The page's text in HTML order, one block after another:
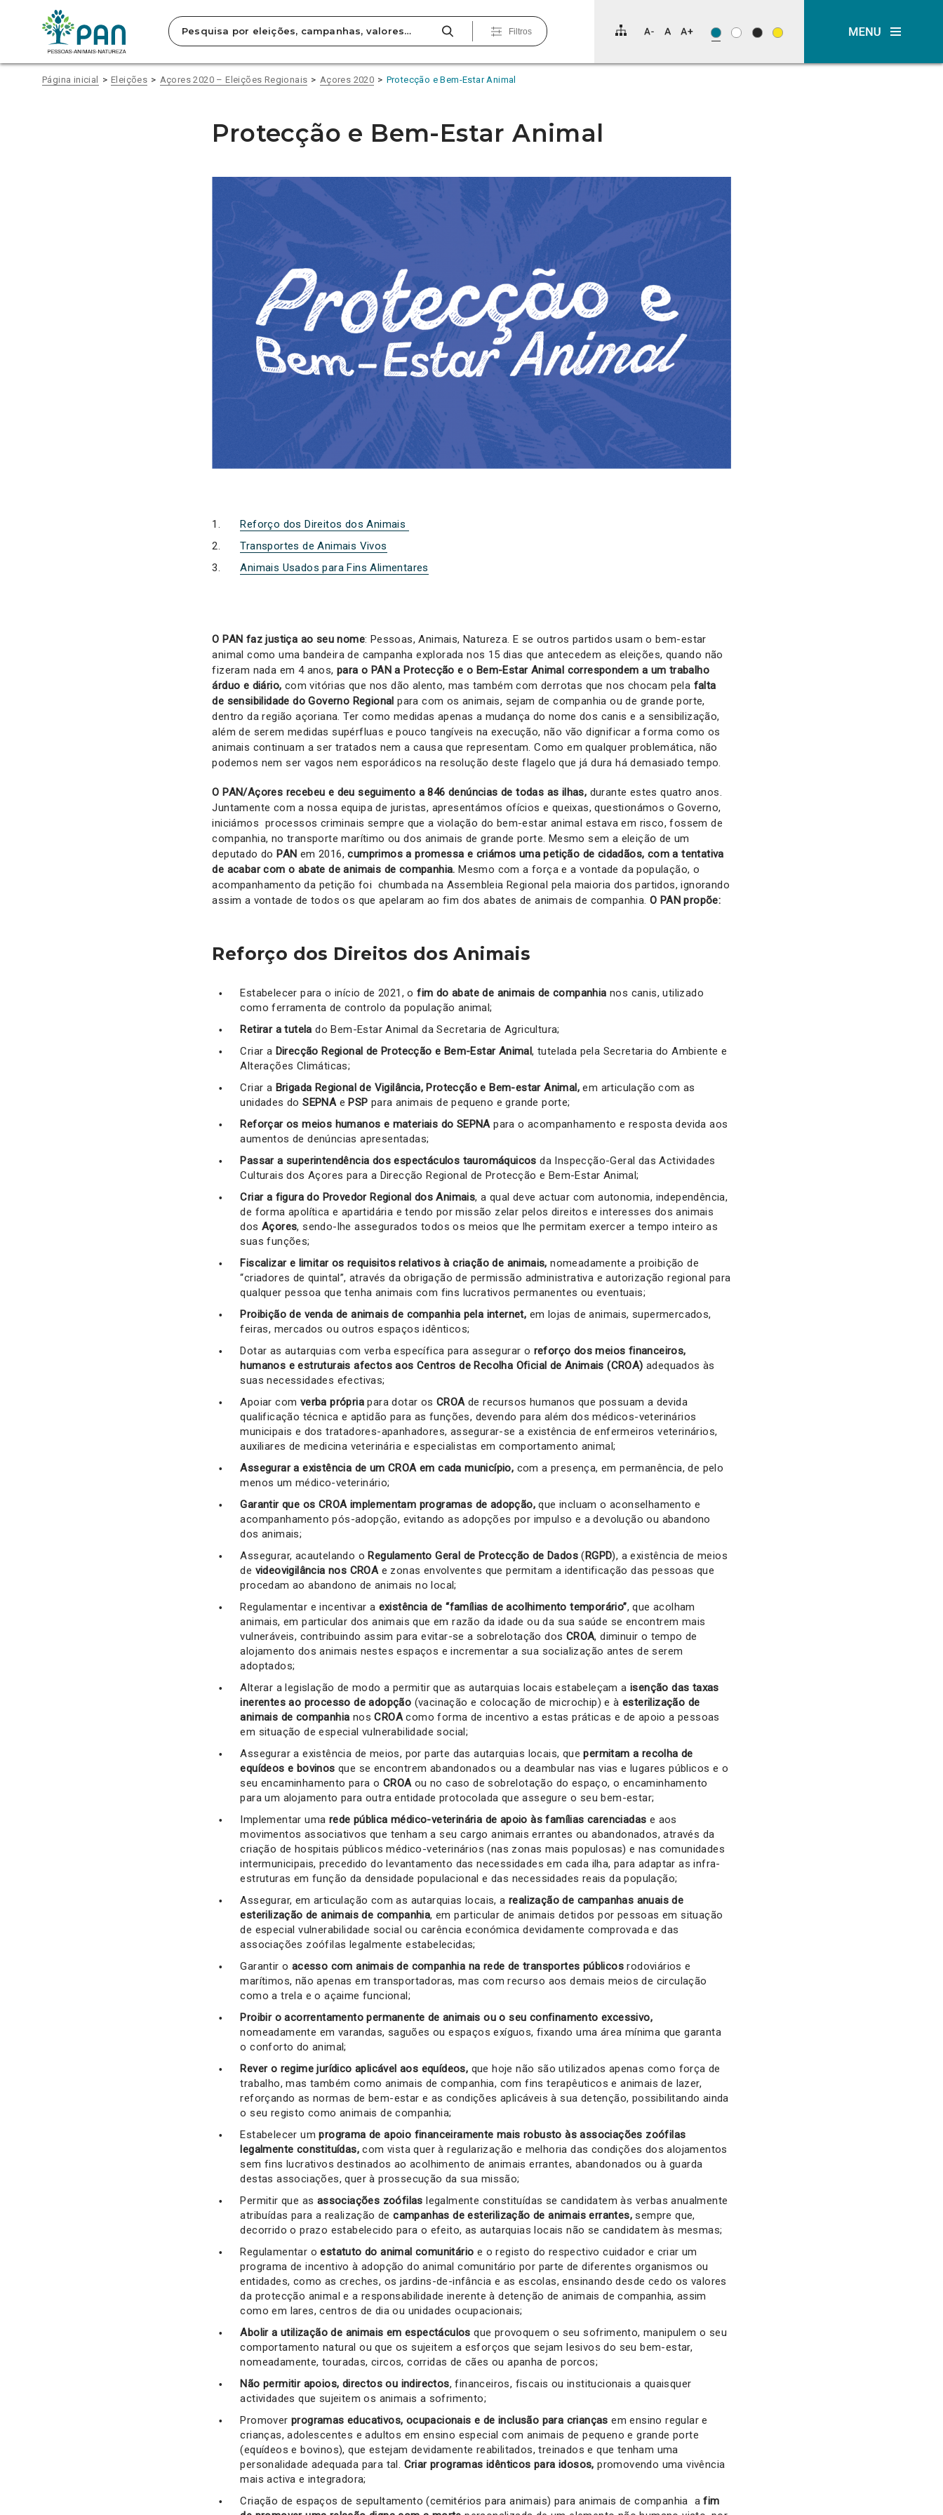
conteúdo
Filtros
Página inicial Eleições Açores 2020 – Eleições Regionais Açores 2020 Protecção e Bem-Estar Animal
Protecção e Bem-Estar Animal
Reforço dos Direitos dos Animais
Transportes de Animais Vivos
Animais Usados para Fins Alimentares
O PAN faz justiça ao seu nome: Pessoas, Animais, Natureza. E se outros partidos usam o bem-estar
animal como uma bandeira de campanha explorada nos 15 dias que antecedem as eleições, quando não
fizeram nada em 4 anos,para o PAN a Protecção e o Bem-Estar Animal correspondem a um trabalho
árduo e diário, com vitórias que nos dão alento, mas também com derrotas que nos chocam pela falta
de sensibilidade do Governo Regionalpara com os animais, sejam de companhia ou de grande porte,
dentro da região açoriana. Ter como medidas apenas a mudança do nome dos canis e a sensibilização,
além de serem medidas supérfluas e pouco tangíveis na execução, não vão dignificar a forma como os
animais continuam a ser tratados nem a causa que representam. Como em qualquer problemática, não
podemos nem ser vagos nem esporádicos na resolução deste flagelo que já dura há demasiado tempo.
O PAN/Açores recebeu e deu seguimento a 846 denúncias de todas as ilhas, durante estes quatro anos.
Juntamente com a nossa equipa de juristas, apresentámos ofícios e queixas, questionámos o Governo,
iniciámos processos criminais sempre que a violação do bem-estar animal estava em risco, fossem de
companhia, no transporte marítimo ou dos animais de grande porte. Mesmo sem a eleição de um
deputado do PAN em 2016,cumprimos a promessa e criámos uma petição de cidadãos, com a tentativa
de acabar com o abate de animais de companhia.Mesmo com a força e a vontade da população, o
acompanhamento da petição foi chumbada na Assembleia Regional pela maioria dos partidos, ignorando
assim a vontade de todos os que apelaram ao fim dos abates de animais de companhia.O PAN propõe:
Reforço dos Direitos dos Animais
Estabelecer para o início de 2021, ofim do abate de animais de companhia nos canis, utilizado
como ferramenta de controlo da população animal;
Retirar a tutela do Bem-Estar Animal da Secretaria de Agricultura;
Criar a Direcção Regional de Protecção e Bem-Estar Animal, tutelada pela Secretaria do Ambiente e
Alterações Climáticas;
Criar a Brigada Regional de Vigilância, Protecção e Bem-estar Animal, em articulação com as
unidades doSEPNAe PSP para animais de pequeno e grande porte;
Reforçar os meios humanos e materiais do SEPNApara o acompanhamento e resposta devida aos
aumentos de denúncias apresentadas;
Passar a superintendência dos espectáculos tauromáquicos da Inspecção-Geral das Actividades
Culturais dos Açores para a Direcção Regional de Protecção e Bem-Estar Animal;
Criar a figura do Provedor Regional dos Animais, a qual deve actuar com autonomia, independência,
de forma apolítica e apartidária e tendo por missão zelar pelos direitos e interesses dos animais
dosAçores, sendo-lhe assegurados todos os meios que lhe permitam exercer a tempo inteiro as
suas funções;
Fiscalizar e limitar os requisitos relativos à criação de animais, nomeadamente a proibição de
“criadores de quintal”, através da obrigação de permissão administrativa e autorização regional para
qualquer pessoa que tenha animais com fins lucrativos permanentes ou eventuais;
Proibição de venda de animais de companhia pela internet, em lojas de animais, supermercados,
feiras, mercados ou outros espaços idênticos;
Dotar as autarquias com verba específica para assegurar o reforço dos meios financeiros,
humanos e estruturais afectos aos Centros de Recolha Oficial de Animais (CROA) adequados às
suas necessidades efectivas;
Apoiar com verba própria para dotar osCROAde recursos humanos que possuam a devida
qualificação técnica e aptidão para as funções, devendo para além dos médicos-veterinários
municipais e dos tratadores-apanhadores, assegurar-se a existência de enfermeiros veterinários,
auxiliares de medicina veterinária e especialistas em comportamento animal;
Assegurar a existência de um CROA em cada município, com a presença, em permanência, de pelo
menos um médico-veterinário;
Garantir que os CROA implementam programas de adopção, que incluam o aconselhamento e
acompanhamento pós-adopção, evitando as adopções por impulso e a devolução ou abandono
dos animais;
Assegurar, acautelando o Regulamento Geral de Protecção de Dados (RGPD), a existência de meios
de videovigilância nos CROAe zonas envolventes que permitam a identificação das pessoas que
procedam ao abandono de animais no local;
Regulamentar e incentivar a existência de “famílias de acolhimento temporário”, que acolham
animais, em particular dos animais que em razão da idade ou da sua saúde se encontrem mais
vulneráveis, contribuindo assim para evitar-se a sobrelotação dos CROA, diminuir o tempo de
alojamento dos animais nestes espaços e incrementar a sua socialização antes de serem
adoptados;
Alterar a legislação de modo a permitir que as autarquias locais estabeleçam aisenção das taxas
inerentes ao processo de adopção (vacinação e colocação de microchip) e àesterilização de
animais de companhia nosCROAcomo forma de incentivo a estas práticas e de apoio a pessoas
em situação de especial vulnerabilidade social;
Assegurar a existência de meios, por parte das autarquias locais, quepermitam a recolha de
equídeos e bovinos que se encontrem abandonados ou a deambular nas vias e lugares públicos e o
seu encaminhamento para o CROAou no caso de sobrelotação do espaço, o encaminhamento
para um alojamento para outra entidade protocolada que assegure o seu bem-estar;
Implementar uma rede pública médico-veterinária de apoio às famílias carenciadas e aos
movimentos associativos que tenham a seu cargo animais errantes ou abandonados, através da
criação de hospitais públicos médico-veterinários (nas zonas mais populosas) e nas comunidades
intermunicipais, precedido do levantamento das necessidades em cada ilha, para adaptar as infra-
estruturas em função da densidade populacional e das necessidades reais da população;
Assegurar, em articulação com as autarquias locais, arealização de campanhas anuais de
esterilização de animais de companhia, em particular de animais detidos por pessoas em situação
de especial vulnerabilidade social ou carência económica devidamente comprovada e das
associações zoófilas legalmente estabelecidas;
Garantir o acesso com animais de companhia na rede de transportes públicosrodoviários e
marítimos, não apenas em transportadoras, mas com recurso aos demais meios de circulação
como a trela e o açaime funcional;
Proibir o acorrentamento permanente de animais ou o seu confinamento excessivo,
nomeadamente em varandas, saguões ou espaços exíguos, fixando uma área mínima que garanta
o conforto do animal;
Rever o regime jurídico aplicável aos equídeos, que hoje não são utilizados apenas como força de
trabalho, mas também como animais de companhia, com fins terapêuticos e animais de lazer,
reforçando as normas de bem-estar e as condições aplicáveis à sua detenção, possibilitando ainda
o seu registo como animais de companhia;
Estabelecer umprograma de apoio financeiramente mais robusto às associações zoófilas
legalmente constituídas,com vista quer à regularização e melhoria das condições dos alojamentos
sem fins lucrativos destinados ao acolhimento de animais errantes, abandonados ou à guarda
destas associações, quer à prossecução da sua missão;
Permitir que as associações zoófilas legalmente constituídas se candidatem às verbas anualmente
atribuídas para a realização decampanhas de esterilização de animais errantes, sempre que,
decorrido o prazo estabelecido para o efeito, as autarquias locais não se candidatem às mesmas;
Regulamentar oestatuto do animal comunitário e o registo do respectivo cuidador e criar um
programa de incentivo à adopção do animal comunitário por parte de diferentes organismos ou
entidades, como as creches, os jardins-de-infância e as escolas, ensinando desde cedo os valores
da protecção animal e a responsabilidade inerente à detenção de animais de companhia, assim
como em lares, centros de dia ou unidades ocupacionais;
Abolir a utilização de animais em espectáculos que provoquem o seu sofrimento, manipulem o seu
comportamento natural ou que os sujeitem a esforços que sejam lesivos do seu bem-estar,
nomeadamente, touradas, circos, corridas de cães ou apanha de porcos;
Não permitir apoios, directos ou indirectos, financeiros, fiscais ou institucionais a quaisquer
actividades que sujeitem os animais a sofrimento;
Promoverprogramas educativos, ocupacionais e de inclusão para crianças em ensino regular e
crianças, adolescentes e adultos em ensino especial com animais de pequeno e grande porte
(equídeos e bovinos), que estejam devidamente reabilitados, treinados e que tenham uma
personalidade adequada para tal. Criar programas idênticos para idosos,promovendo uma vivência
mais activa e integradora;
Criação de espaços de sepultamento (cemitérios para animais) para animais de companhia a fim